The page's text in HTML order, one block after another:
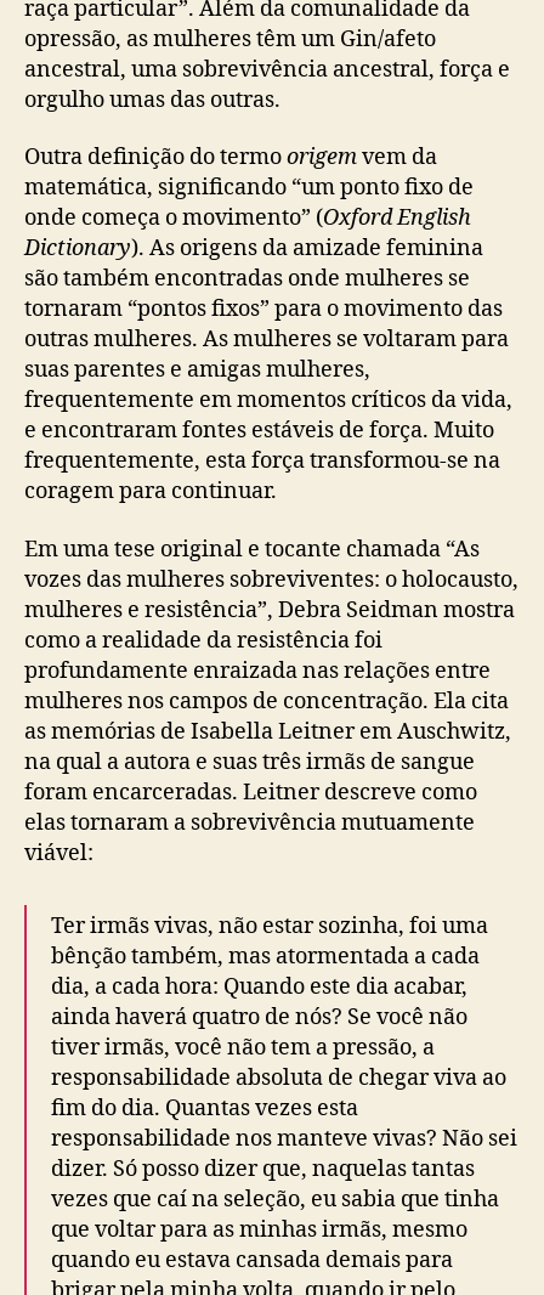
raça particular”. Além da comunalidade da
opressão, as mulheres têm um Gin/afeto
ancestral, uma sobrevivência ancestral, força e
orgulho umas das outras.
Outra definição do termoorigemvem da
matemática, significando “um ponto fixo de
onde começa o movimento” (Oxford English
Dictionary). As origens da amizade feminina
são também encontradas onde mulheres se
tornaram “pontos fixos” para o movimento das
outras mulheres. As mulheres se voltaram para
suas parentes e amigas mulheres,
frequentemente em momentos críticos da vida,
e encontraram fontes estáveis de força. Muito
frequentemente, esta força transformou-se na
coragem para continuar.
Em uma tese original e tocante chamada “As
vozes das mulheres sobreviventes: o holocausto,
mulheres e resistência”, Debra Seidman mostra
como a realidade da resistência foi
profundamente enraizada nas relações entre
mulheres nos campos de concentração. Ela cita
as memórias de Isabella Leitner em Auschwitz,
na qual a autora e suas três irmãs de sangue
foram encarceradas. Leitner descreve como
elas tornaram a sobrevivência mutuamente
viável:
Ter irmãs vivas, não estar sozinha, foi uma
bênção também, mas atormentada a cada
dia, a cada hora: Quando este dia acabar,
ainda haverá quatro de nós? Se você não
tiver irmãs, você não tem a pressão, a
responsabilidade absoluta de chegar viva ao
fim do dia. Quantas vezes esta
responsabilidade nos manteve vivas? Não sei
dizer. Só posso dizer que, naquelas tantas
vezes que caí na seleção, eu sabia que tinha
que voltar para as minhas irmãs, mesmo
quando eu estava cansada demais para